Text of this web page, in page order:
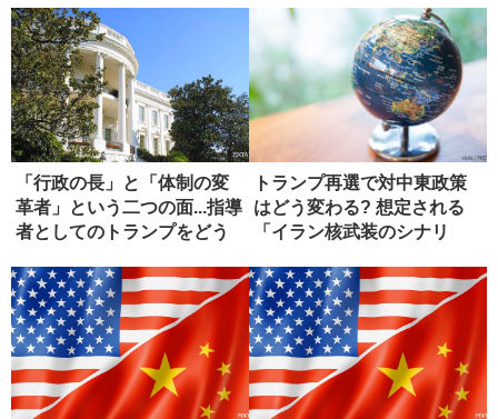
「行政の長」と「体制の変
革者」という二つの面...指導
者としてのトランプをどう
トランプ再選で対中東政策
はどう変わる? 想定される
「イラン核武装のシナリ